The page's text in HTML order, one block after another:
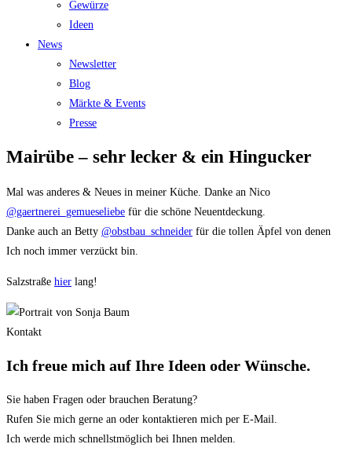
Gewürze
Ideen
News
Newsletter
Blog
Märkte & Events
Presse
Mairübe – sehr lecker & ein Hingucker
Mal was anderes & Neues in meiner Küche. Danke an Nico
@gaertnerei_gemueseliebe für die schöne Neuentdeckung.
Danke auch an Betty @obstbau_schneider für die tollen Äpfel von denen
Ich noch immer verzückt bin.
Salzstraße hier lang!
Kontakt
Ich freue mich auf Ihre Ideen oder Wünsche.
Sie haben Fragen oder brauchen Beratung?
Rufen Sie mich gerne an oder kontaktieren mich per E-Mail.
Ich werde mich schnellstmöglich bei Ihnen melden.